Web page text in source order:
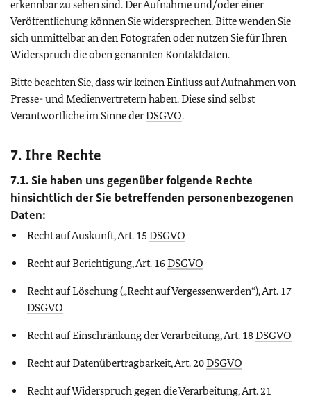
erkennbar zu sehen sind. Der Aufnahme und/oder einer
Veröffentlichung können Sie widersprechen. Bitte wenden Sie
sich unmittelbar an den Fotografen oder nutzen Sie für Ihren
Widerspruch die oben genannten Kontaktdaten.
Bitte beachten Sie, dass wir keinen Einfluss auf Aufnahmen von
Presse- und Medienvertretern haben. Diese sind selbst
Verantwortliche im Sinne derDSGVO.
7. Ihre Rechte
7.1. Sie haben uns gegenüber folgende Rechte
hinsichtlich der Sie betreffenden personenbezogenen
Daten:
Recht auf Auskunft, Art. 15 DSGVO
Recht auf Berichtigung, Art. 16DSGVO
Recht auf Löschung („Recht auf Vergessenwerden“), Art. 17
DSGVO
Recht auf Einschränkung der Verarbeitung, Art. 18DSGVO
Recht auf Datenübertragbarkeit, Art. 20DSGVO
Recht auf Widerspruch gegen die Verarbeitung, Art. 21